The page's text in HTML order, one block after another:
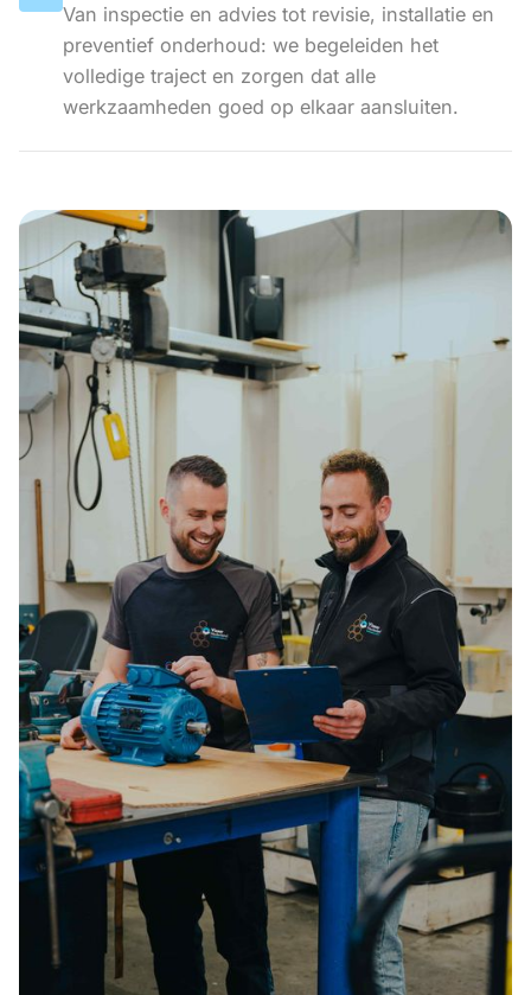
Van inspectie en advies tot revisie, installatie en
preventief onderhoud: we begeleiden het
volledige traject en zorgen dat alle
werkzaamheden goed op elkaar aansluiten.